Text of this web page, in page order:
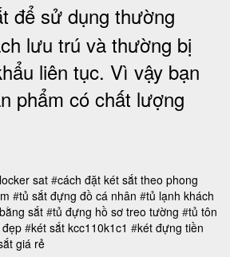
để sử dụng thường
lưu trú và thường bị
liên tục. Vì vậy bạn
phẩm có chất lượng
sat #cách đặt két sắt theo phong
#tủ sắt đựng đồ cá nhân #tủ lạnh khách
sắt #tủ đựng hồ sơ treo tường #tủ tôn
#két sắt kcc110k1c1 #két đựng tiền
giá rẻ